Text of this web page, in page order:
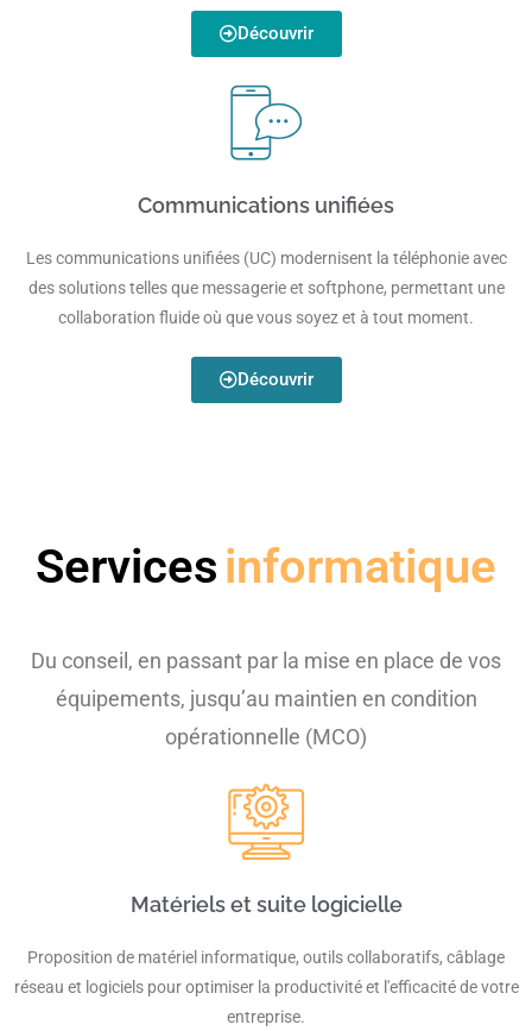
Découvrir
Communications unifiées
Les communications unifiées (UC) modernisent la téléphonie avec
des solutions telles que messagerie et softphone, permettant une
collaboration fluide où que vous soyez et à tout moment.
Découvrir
Servicesinformatique
Du conseil, en passant par la mise en place de vos
équipements, jusqu’au maintien en condition
opérationnelle (MCO)
Matériels et suite logicielle
Proposition de matériel informatique, outils collaboratifs, câblage
réseau et logiciels pour optimiser la productivité et l'efficacité de votre
entreprise.